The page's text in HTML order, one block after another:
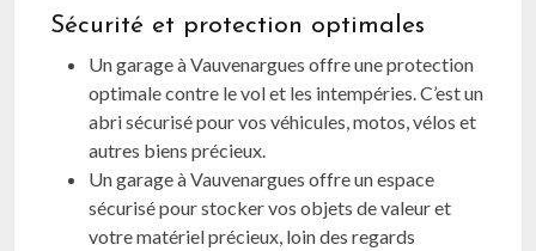
Sécurité et protection optimales
Un garage à Vauvenargues offre une protection
optimale contre le vol et les intempéries. C’est un
abri sécurisé pour vos véhicules, motos, vélos et
autres biens précieux.
Un garage à Vauvenargues offre un espace
sécurisé pour stocker vos objets de valeur et
votre matériel précieux, loin des regards